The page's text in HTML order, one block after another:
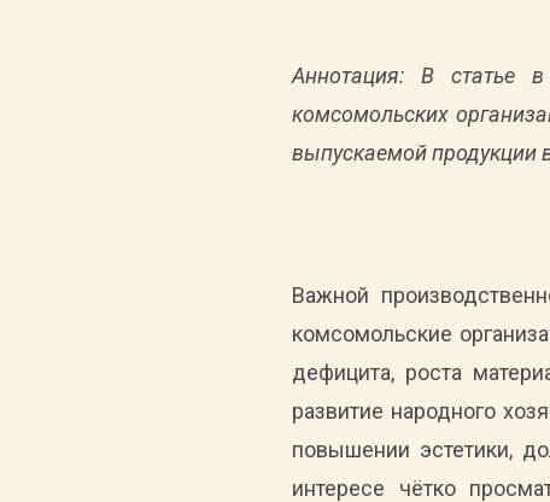
Аннотация: В статье в
комсомольских
выпускаемой продукции
Важной
комсомольские
дефицита, роста
развитие народного
повышении эстетики,
интересе чётко